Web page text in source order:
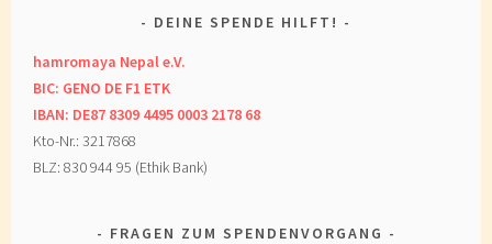
DEINE SPENDE HILFT!
hamromaya Nepal e.V.
BIC: GENO DE F1 ETK
IBAN: DE87 8309 4495 0003 2178 68
Kto-Nr.: 3217868
BLZ: 830 944 95 (Ethik Bank)
FRAGEN ZUM SPENDENVORGANG